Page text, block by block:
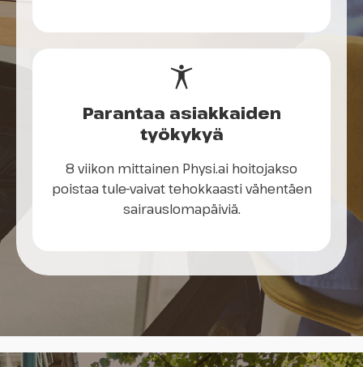
Parantaa asiakkaiden
työkykyä
8 viikon mittainen Physi.ai hoitojakso
poistaa tule-vaivat tehokkaasti vähentäen
sairauslomapäiviä.